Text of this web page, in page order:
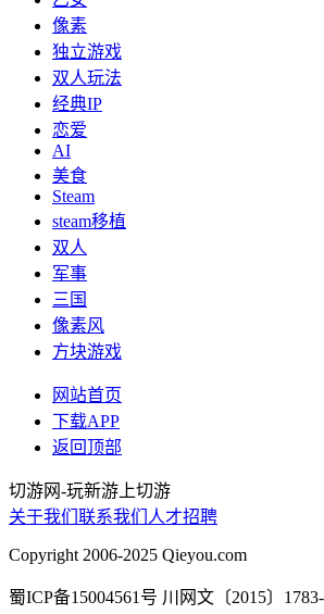
像素
独立游戏
双人玩法
经典IP
恋爱
AI
美食
Steam
steam移植
双人
军事
三国
像素风
方块游戏
网站首页
下载APP
返回顶部
切游网-玩新游上切游
关于我们 联系我们 人才招聘
Copyright 2006-2025 Qieyou.com
蜀ICP备15004561号 川网文〔2015〕